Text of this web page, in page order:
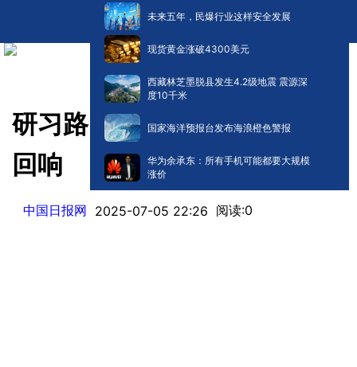
未来五年，民爆行业这样安全发展
现货黄金涨破4300美元
西藏林芝墨脱县发生4.2级地震 震源深
度10千米
国家海洋预报台发布海浪橙色警报
华为余承东：所有手机可能都要大规模
涨价
研习路：一份发展战略的时代
回响
中国日报网 2025-07-05 22:26 阅读:0